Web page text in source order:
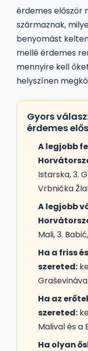
érdemes először
származnak,
benyomást
mellé érdemes
mennyire kell
helyszínen
Gyors
érdemes
A legjobb
Istarska, 3.
Vrbnička
A legjobb
Mali, 3.
Ha a friss
szereted:
Ha az
szereted:
Malival és a
Ha olyan